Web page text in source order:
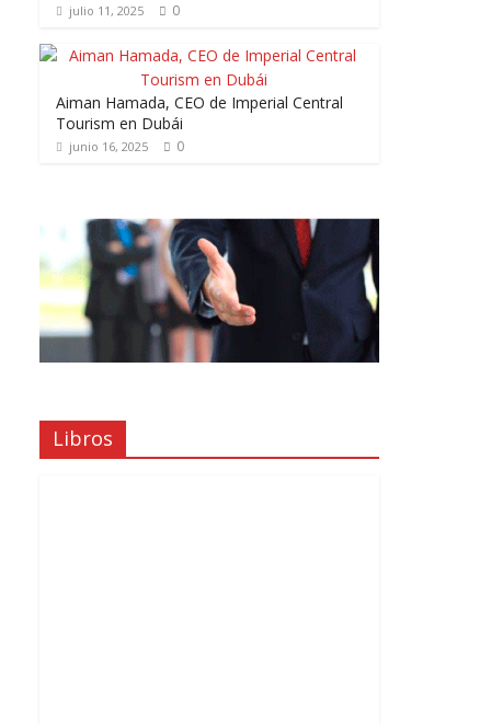
julio 11, 2025 0
Aiman Hamada, CEO de Imperial Central
Tourism en Dubái
junio 16, 2025 0
Libros